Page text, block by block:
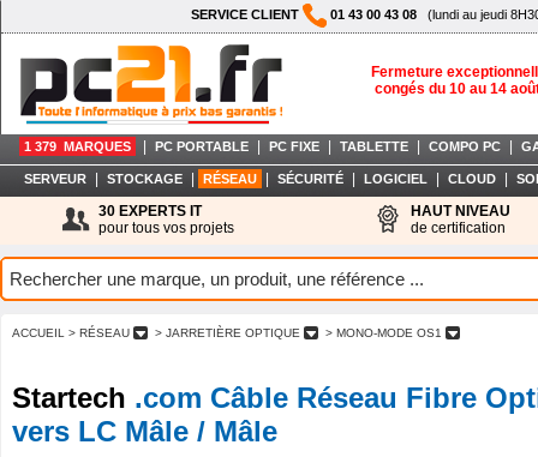
SERVICE CLIENT 01 43 00 43 08 (lundi au jeudi
Fermeture
congés du 10 au 14
1 379 MARQUES PC PORTABLE PC FIXE TABLETTE COMPO PC
SERVEUR STOCKAGE RÉSEAU SÉCURITÉ LOGICIEL CLOUD
30 EXPERTS IT
pour tous vos projets
HAUT NIVEAU
de certification
ACCUEIL > RÉSEAU > JARRETIÈRE OPTIQUE > MONO-MODE OS1
Startech .com Câble Réseau Fibre
vers LC Mâle / Mâle